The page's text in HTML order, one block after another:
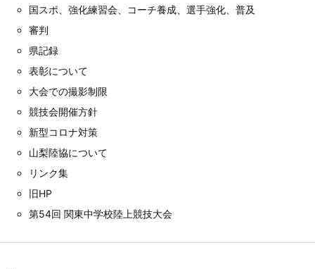
国スポ、強化練習会、コーチ養成、選手強化、普及
審判
県記録
表彰について
大会での撮影制限
競技会開催方針
新型コロナ対策
山梨陸協について
リンク集
旧HP
第54回 関東中学校陸上競技大会